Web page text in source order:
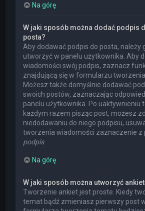
Na górę
W jaki sposób można dodać podpis
posta?
Aby dodawać podpis do posta, należy
utworzyć w panelu użytkownika. Aby
wiadomości swój podpis, zaznacz
znajdującą się w formularzu
Możesz także domyślnie dodawać
swoich postów, zaznaczając
panelu użytkownika. Po uaktywnieniu
każdym razem pisząc post, możesz
niedodawaniu do niego podpisu,
tworzenia wiadomości zaznaczenie z
podpis.
Na górę
W jaki sposób można utworzyć
Tworzenie ankiet jest proste. Kiedy
temat bądź zmieniasz pierwszy post